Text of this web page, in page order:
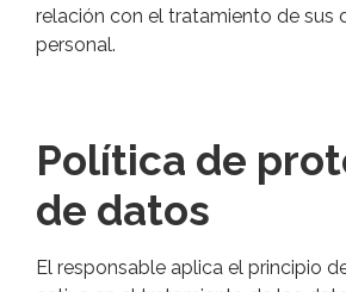
relación con el tratamiento de sus
personal.
Política de
de datos
El responsable aplica el principio